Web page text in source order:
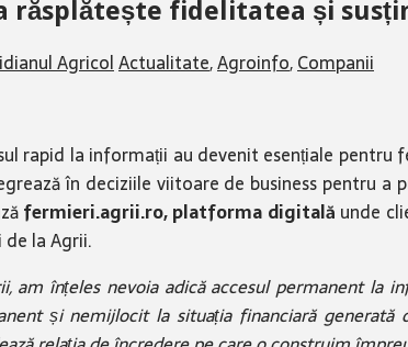
răsplătește fidelitatea și
AgricolActualitate,Agroinfo,Companii
rapid la informații au devenit esențiale
în deciziile viitoare de business pentru
fermieri.agrii.ro, platforma digitală unde
la Agrii.
am înțeles nevoia adică accesul permanent la
și nemijlocit la situația financiară